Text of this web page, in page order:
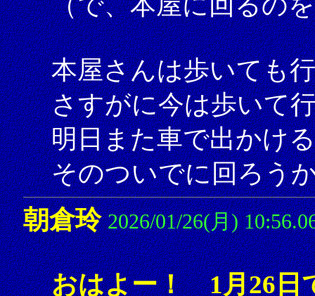
本屋さんは歩いても
さすがに今は歩いて
明日また車で出かけ
そのついでに回ろう
朝倉玲 2026/01/26(月)
おはよー！ 1月26日